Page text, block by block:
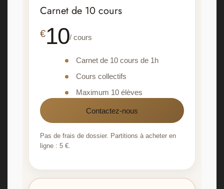
Carnet de 10 cours
€10/ cours
Carnet de 10 cours de 1h
Cours collectifs
Maximum 10 élèves
Contactez-nous
Pas de frais de dossier. Partitions à acheter en
ligne : 5 €.